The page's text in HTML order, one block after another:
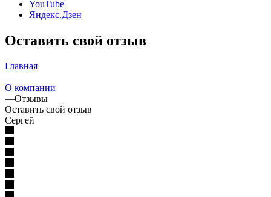
YouTube
Яндекс.Дзен
Оставить свой отзыв
Главная
—
О компании
—Отзывы
Оставить свой отзыв
Сергей